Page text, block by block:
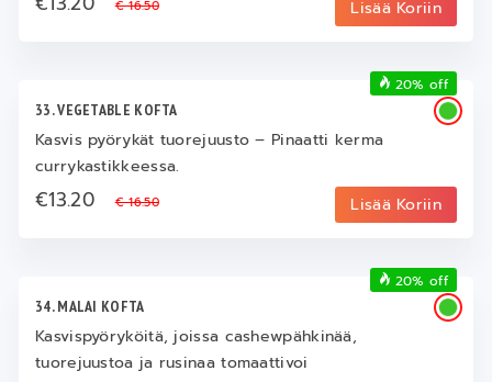
€ 16.50 Lisää Koriin
33. VEGETABLE KOFTA
Kasvis pyörykät tuorejuusto – Pinaatti kerma
currykastikkeessa.
€13.20€ 16.50 Lisää Koriin
20% off
34. MALAI KOFTA
Kasvispyöryköitä, joissa cashewpähkinää,
tuorejuustoa ja rusinaa tomaattivoi
20% off